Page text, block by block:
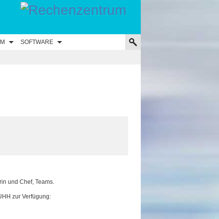
SOFTWARE
und Chef, Teams.
zur Verfügung: